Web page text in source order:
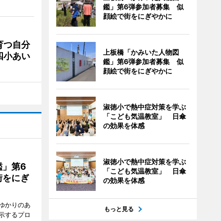
つ自分
小あい
」第6
にぎ
かりのあ
するプロ
鑑」第6弾参加者募集 似
顔絵で街をにぎやかに
上板橋「かみいた人物図
鑑」第6弾参加者募集 似
顔絵で街をにぎやかに
淑徳小で熱中症対策を学ぶ
「こども気温教室」 日傘
の効果を体感
淑徳小で熱中症対策を学ぶ
「こども気温教室」 日傘
の効果を体感
もっと見る